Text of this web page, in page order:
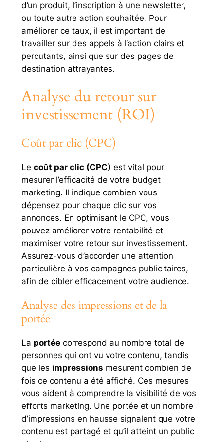
d’un produit, l’inscription à une newsletter,
ou toute autre action souhaitée. Pour
améliorer ce taux, il est important de
travailler sur des appels à l’action clairs et
percutants, ainsi que sur des pages de
destination attrayantes.
Analyse du retour sur
investissement (ROI)
Coût par clic (CPC)
Le coût par clic (CPC) est vital pour
mesurer l’efficacité de votre budget
marketing. Il indique combien vous
dépensez pour chaque clic sur vos
annonces. En optimisant le CPC, vous
pouvez améliorer votre rentabilité et
maximiser votre retour sur investissement.
Assurez-vous d’accorder une attention
particulière à vos campagnes publicitaires,
afin de cibler efficacement votre audience.
Analyse des impressions et de la
portée
La portéecorrespond au nombre total de
personnes qui ont vu votre contenu, tandis
que les impressions mesurent combien de
fois ce contenu a été affiché. Ces mesures
vous aident à comprendre la visibilité de vos
efforts marketing. Une portée et un nombre
d’impressions en hausse signalent que votre
contenu est partagé et qu’il atteint un public